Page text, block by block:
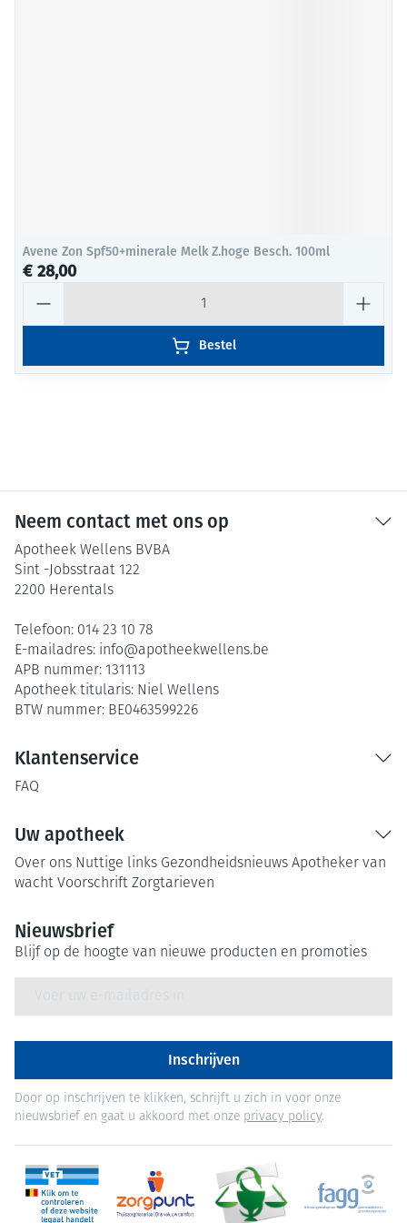
Avene Zon Spf50+minerale Melk Z.hoge Besch. 100ml
€ 28,00
Bestel
Neem contact met ons op
Apotheek Wellens BVBA
Sint -Jobsstraat 122
2200 Herentals
Telefoon: 014 23 10 78
E-mailadres: info@apotheekwellens.be
APB nummer: 131113
Apotheek titularis: Niel Wellens
BTW nummer: BE0463599226
Klantenservice
FAQ
Uw apotheek
Over ons Nuttige links Gezondheidsnieuws Apotheker van
wacht Voorschrift Zorgtarieven
Nieuwsbrief
Blijf op de hoogte van nieuwe producten en promoties
Inschrijven
Door op inschrijven te klikken, schrijft u zich in voor onze
nieuwsbrief en gaat u akkoord met onze privacy policy.